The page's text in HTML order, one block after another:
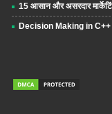
15 आसान और असरदार
Decision Making in C++ |